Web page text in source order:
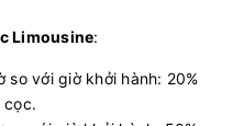
Limousine:
so với giờ khởi hành: 20%
cọc.